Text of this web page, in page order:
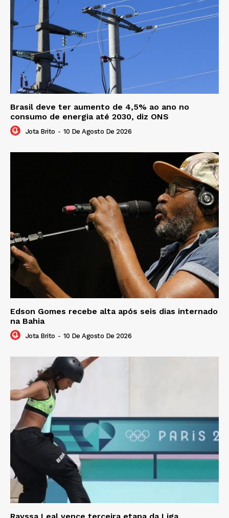
Brasil deve ter aumento de 4,5% ao ano no
consumo de energia até 2030, diz ONS
Jota Brito - 10 De Agosto De 2026
Edson Gomes recebe alta após seis dias internado
na Bahia
Jota Brito - 10 De Agosto De 2026